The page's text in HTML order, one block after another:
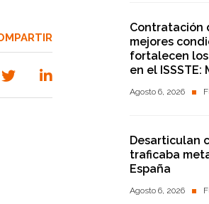
Contratación
mejores
fortalecen
en el ISSSTE:
Agosto 6, 2026
Desarticulan
traficaba
España
Agosto 6, 2026